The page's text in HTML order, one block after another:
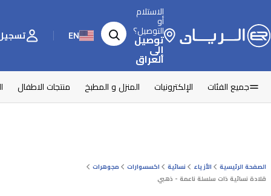
الاستلام
أو
التوصيل؟
توصيل
إلى
العراق
EN تسجيل
جميع الفئات الإلكترونيات المنزل و المطبخ منتجات الاطفال
الصفحة الرئيسية الأزياء نسائية اكسسوارات
مجوهرات
قلادة نسائية ذات سلسلة ناعمة - ذهبي